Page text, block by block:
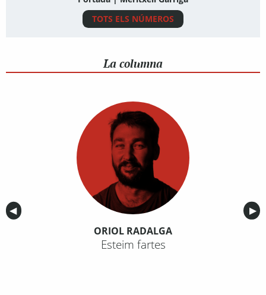
TOTS ELS NÚMEROS
La columna
Anterior
◀︎ ▶︎
ORIOL RADALGA
Esteim fartes